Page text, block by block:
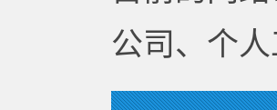
公司、个